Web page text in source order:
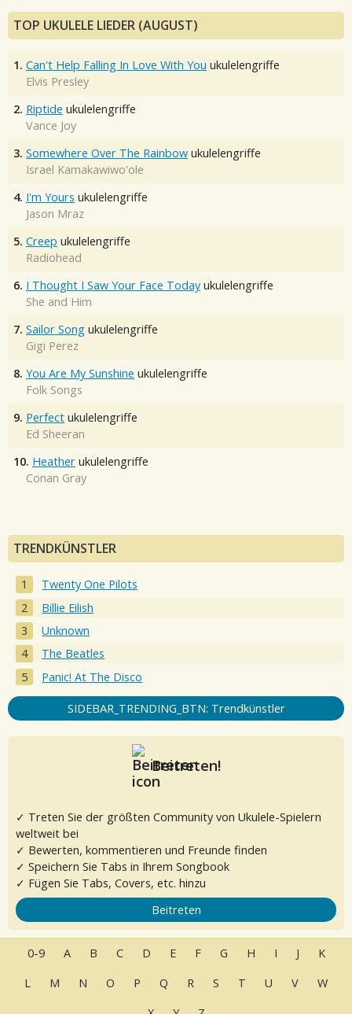
TOP UKULELE LIEDER (AUGUST)
1. Can't Help Falling In Love With You ukulelengriffe
Elvis Presley
2. Riptide ukulelengriffe
Vance Joy
3. Somewhere Over The Rainbow ukulelengriffe
Israel Kamakawiwo'ole
4. I'm Yours ukulelengriffe
Jason Mraz
5. Creep ukulelengriffe
Radiohead
6. I Thought I Saw Your Face Today ukulelengriffe
She and Him
7. Sailor Song ukulelengriffe
Gigi Perez
8. You Are My Sunshine ukulelengriffe
Folk Songs
9. Perfect ukulelengriffe
Ed Sheeran
10. Heather ukulelengriffe
Conan Gray
TRENDKÜNSTLER
Twenty One Pilots
Billie Eilish
Unknown
The Beatles
Panic! At The Disco
SIDEBAR_TRENDING_BTN: Trendkünstler
Beitreten!
✓ Treten Sie der größten Community von Ukulele-Spielern
weltweit bei
✓ Bewerten, kommentieren und Freunde finden
✓ Speichern Sie Tabs in Ihrem Songbook
✓ Fügen Sie Tabs, Covers, etc. hinzu
Beitreten
0-9 A B C D E F G H I J
K
L
M N O P Q R S T U V
W